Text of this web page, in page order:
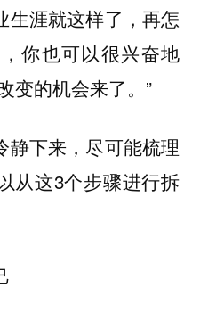
生涯就这样了，再怎
你也可以很兴奋地
变的机会来了。”
静下来，尽可能梳理
从这3个步骤进行拆